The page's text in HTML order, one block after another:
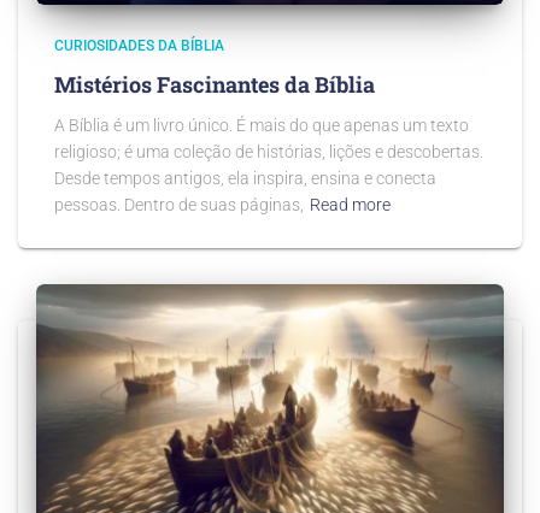
CURIOSIDADES DA BÍBLIA
Mistérios Fascinantes da Bíblia
A Bíblia é um livro único. É mais do que apenas um texto
religioso; é uma coleção de histórias, lições e descobertas.
Desde tempos antigos, ela inspira, ensina e conecta
pessoas. Dentro de suas páginas, Read more